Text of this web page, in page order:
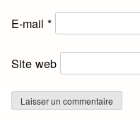
E-mail*
Site web